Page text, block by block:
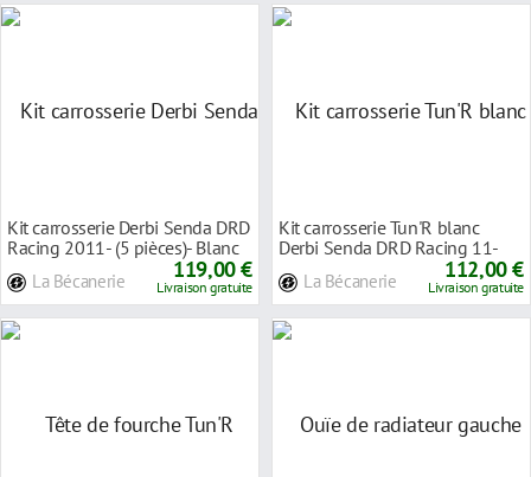
Kit carrosserie Derbi Senda DRD
Racing 2011- (5 pièces)- Blanc
La Bécanerie 119,00 €
Livraison gratuite
Kit carrosserie Tun'R blanc
Derbi Senda DRD Racing 11-
La Bécanerie 112,00 €
Livraison gratuite